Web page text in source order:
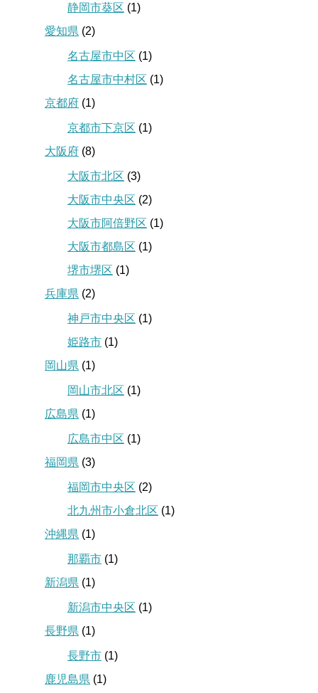
静岡市葵区 (1)
愛知県 (2)
名古屋市中区 (1)
名古屋市中村区 (1)
京都府 (1)
京都市下京区 (1)
大阪府 (8)
大阪市北区 (3)
大阪市中央区 (2)
大阪市阿倍野区 (1)
大阪市都島区 (1)
堺市堺区 (1)
兵庫県 (2)
神戸市中央区 (1)
姫路市 (1)
岡山県 (1)
岡山市北区 (1)
広島県 (1)
広島市中区 (1)
福岡県 (3)
福岡市中央区 (2)
北九州市小倉北区 (1)
沖縄県 (1)
那覇市 (1)
新潟県 (1)
新潟市中央区 (1)
長野県 (1)
長野市 (1)
鹿児島県 (1)